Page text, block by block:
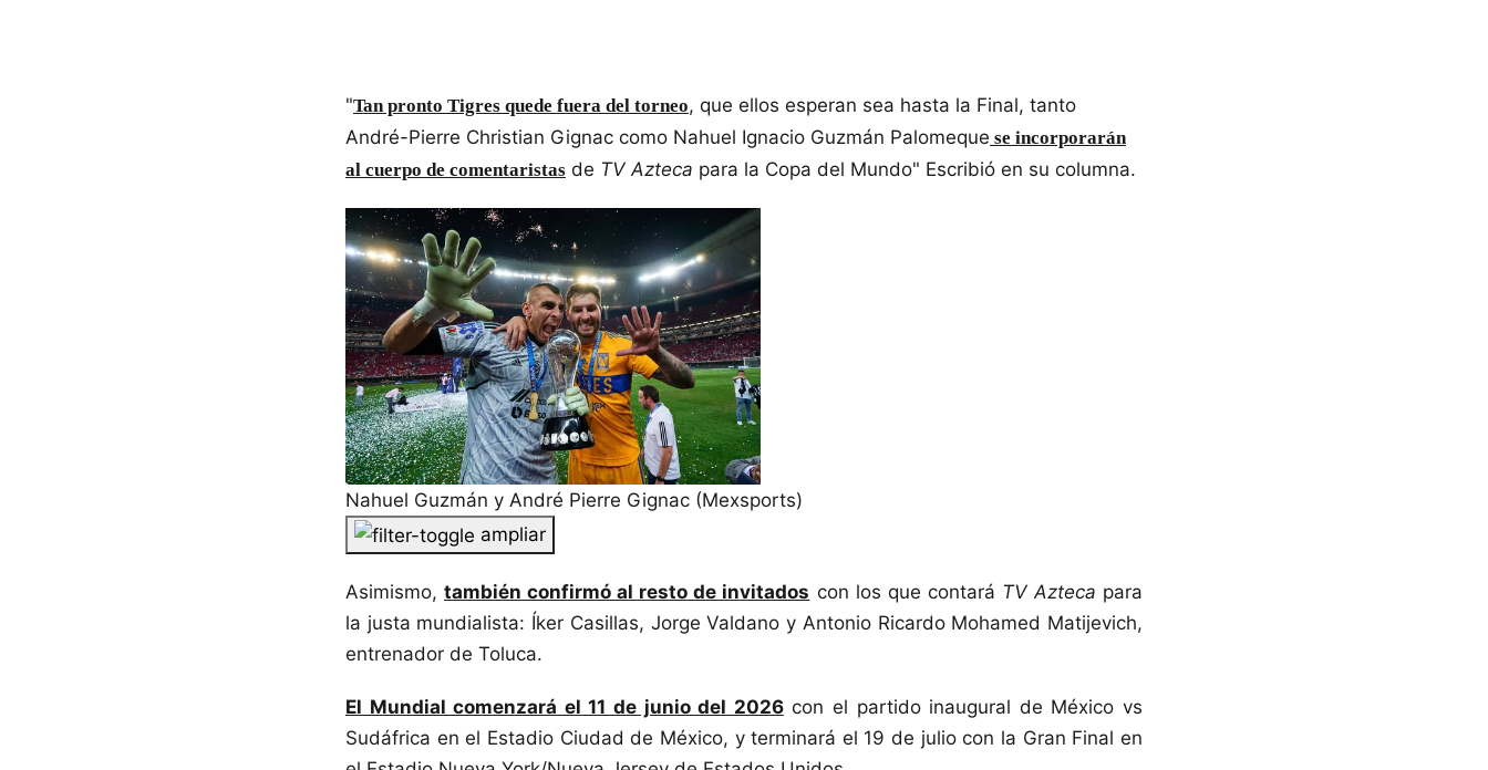
"Tan pronto Tigres quede fuera del torneo, que ellos esperan sea hasta la Final, tanto
André-Pierre Christian Gignac como Nahuel Ignacio Guzmán Palomeque se incorporarán
al cuerpo de comentaristas de TV Azteca para la Copa del Mundo" Escribió en su columna.
Nahuel Guzmán y André Pierre Gignac (Mexsports)
ampliar
Asimismo,también confirmó al resto de invitados con los que contará TV Azteca para
la justa mundialista: Íker Casillas, Jorge Valdano y Antonio Ricardo Mohamed Matijevich,
entrenador de Toluca.
El Mundial comenzará el 11 de junio del 2026con el partido inaugural de México vs
Sudáfrica en el Estadio Ciudad de México, y terminará el 19 de julio con la Gran Final en